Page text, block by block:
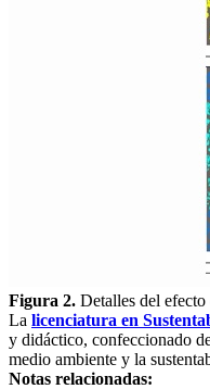
Figura 2. Detalles del
La licenciatura en
y didáctico, confeccionado
medio ambiente y la
Notas relacionadas: